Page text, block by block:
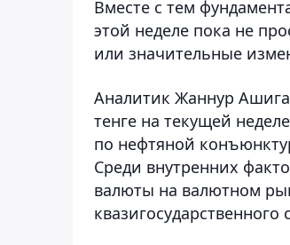
Вместе с тем
этой неделе пока не
или значительные
Аналитик Жаннур
тенге на текущей
по нефтяной
Среди внутренних
валюты на валютном
квазигосударственного